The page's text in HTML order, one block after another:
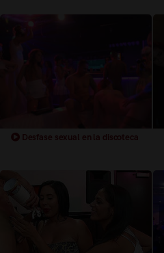
Desfase sexual en la discoteca